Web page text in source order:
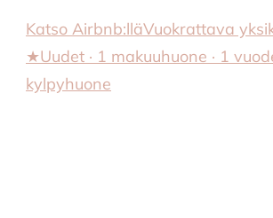
Katso Airbnb:lläVuokrattava
★Uudet · 1 makuuhuone · 1
kylpyhuone